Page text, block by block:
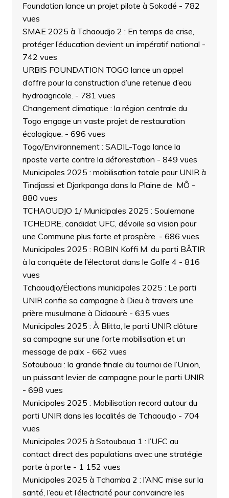
Foundation lance un projet pilote à Sokodé - 782
vues
SMAE 2025 à Tchaoudjo 2 : En temps de crise,
protéger l’éducation devient un impératif national -
742 vues
URBIS FOUNDATION TOGO lance un appel
d’offre pour la construction d’une retenue d’eau
hydroagricole. - 781 vues
Changement climatique : la région centrale du
Togo engage un vaste projet de restauration
écologique. - 696 vues
Togo/Environnement : SADIL-Togo lance la
riposte verte contre la déforestation - 849 vues
Municipales 2025 : mobilisation totale pour UNIR à
Tindjassi et Djarkpanga dans la Plaine de MÔ -
880 vues
TCHAOUDJO 1/ Municipales 2025 : Soulemane
TCHEDRE, candidat UFC, dévoile sa vision pour
une Commune plus forte et prospère. - 686 vues
Municipales 2025 : ROBIN Koffi M. du parti BÂTIR
à la conquête de l’électorat dans le Golfe 4 - 816
vues
Tchaoudjo/Élections municipales 2025 : Le parti
UNIR confie sa campagne à Dieu à travers une
prière musulmane à Didaourè - 635 vues
Municipales 2025 : À Blitta, le parti UNIR clôture
sa campagne sur une forte mobilisation et un
message de paix - 662 vues
Sotouboua : la grande finale du tournoi de l’Union,
un puissant levier de campagne pour le parti UNIR
- 698 vues
Municipales 2025 : Mobilisation record autour du
parti UNIR dans les localités de Tchaoudjo - 704
vues
Municipales 2025 à Sotouboua 1 : l’UFC au
contact direct des populations avec une stratégie
porte à porte - 1 152 vues
Municipales 2025 à Tchamba 2 : l’ANC mise sur la
santé, l’eau et l’électricité pour convaincre les